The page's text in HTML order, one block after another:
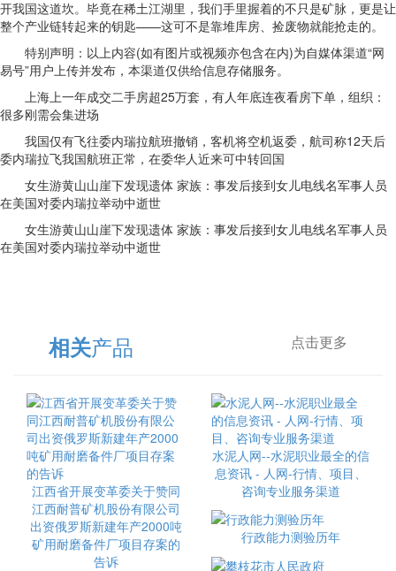
开我国这道坎。毕竟在稀土江湖里，我们手里握着的不只是矿脉，更是让
整个产业链转起来的钥匙——这可不是靠堆库房、捡废物就能抢走的。
特别声明：以上内容(如有图片或视频亦包含在内)为自媒体渠道“网
易号”用户上传并发布，本渠道仅供给信息存储服务。
上海上一年成交二手房超25万套，有人年底连夜看房下单，组织：
很多刚需会集进场
我国仅有飞往委内瑞拉航班撤销，客机将空机返委，航司称12天后
委内瑞拉飞我国航班正常，在委华人近来可中转回国
女生游黄山山崖下发现遗体 家族：事发后接到女儿电线名军事人员
在美国对委内瑞拉举动中逝世
女生游黄山山崖下发现遗体 家族：事发后接到女儿电线名军事人员
在美国对委内瑞拉举动中逝世
相关产品 点击更多
江西省开展变革委关于赞同
江西耐普矿机股份有限公司
出资俄罗斯新建年产2000吨
矿用耐磨备件厂项目存案的
告诉
水泥人网--水泥职业最全的信
息资讯 - 人网-行情、项目、
咨询专业服务渠道
行政能力测验历年